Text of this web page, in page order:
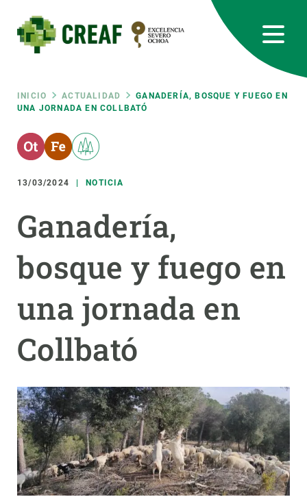
contenido
principal
Ruta
de
navegación
INICIO ACTUALIDAD
GANADERÍA, BOSQUE Y FUEGO EN
UNA JORNADA EN COLLBATÓ
13/03/2024 NOTICIA
Ganadería,
bosque y fuego en
una jornada en
Collbató
RRSS
Featured
responsive
INTRANET
Responsive
menu
INVESTIGACIÓN
CIENCIA EN ACCIÓN
ÚNETE A NOSOTROS
PARTICIPA